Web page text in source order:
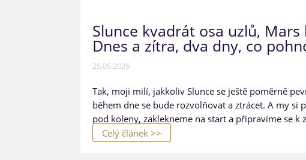
Slunce kvadrát osa uzlů,
Dnes a zítra, dva dny, co
25.05.2026
Tak, moji milí, jakkoliv Slunce se ještě poměrně
během dne se bude rozvolňovat a ztrácet. A my
pod koleny, zaklekneme na start a připravíme se k
Celý článek >>